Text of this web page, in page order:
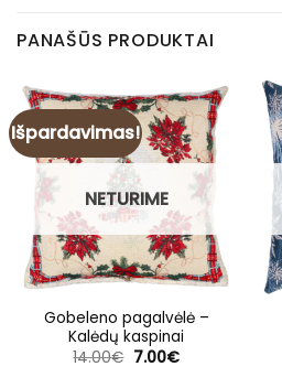
PANAŠŪS PRODUKTAI
Išpardavimas!
NETURIME
Gobeleno pagalvėlė –
Kalėdų kaspinai
14.00€ Original
7.00€Current